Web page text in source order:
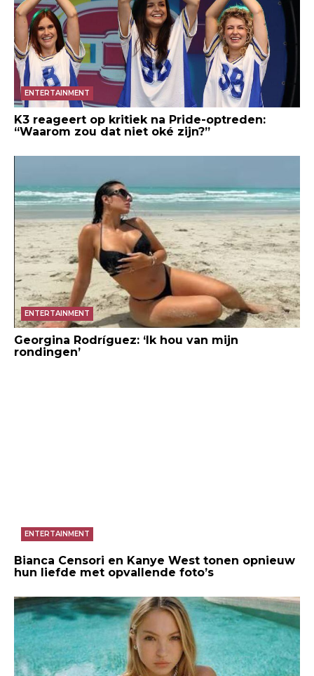
ENTERTAINMENT
K3 reageert op kritiek na Pride-optreden:
“Waarom zou dat niet oké zijn?”
ENTERTAINMENT
Georgina Rodríguez: ‘Ik hou van mijn
rondingen’
ENTERTAINMENT
Bianca Censori en Kanye West tonen opnieuw
hun liefde met opvallende foto’s